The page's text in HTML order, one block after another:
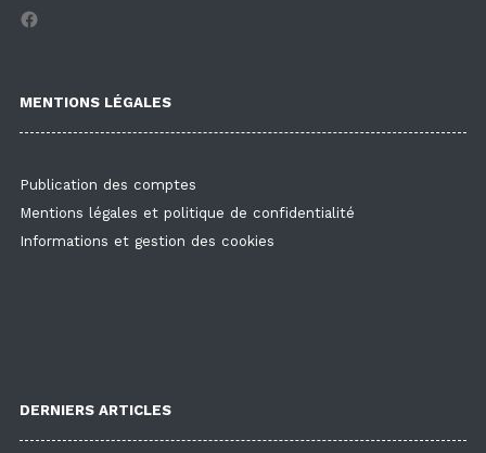
Facebook
MENTIONS LÉGALES
Publication des comptes
Mentions légales et politique de confidentialité
Informations et gestion des cookies
DERNIERS ARTICLES